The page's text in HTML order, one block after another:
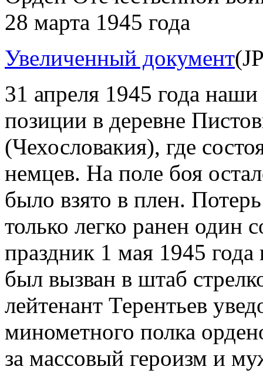
28 марта 1945 года
Увеличенный документ
31 апреля 1945 года
позиции в деревне
(Чехословакия), где
немцев. На поле боя
было взято в плен.
только легко ранен один
праздник 1 мая 1945
был вызван в штаб
лейтенант Терентьев
минометного полка
за массовый героизм и